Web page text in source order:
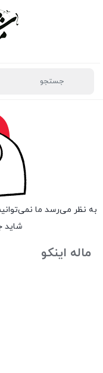
به نظر می‌رسد ما
شاید
ماله اینکو